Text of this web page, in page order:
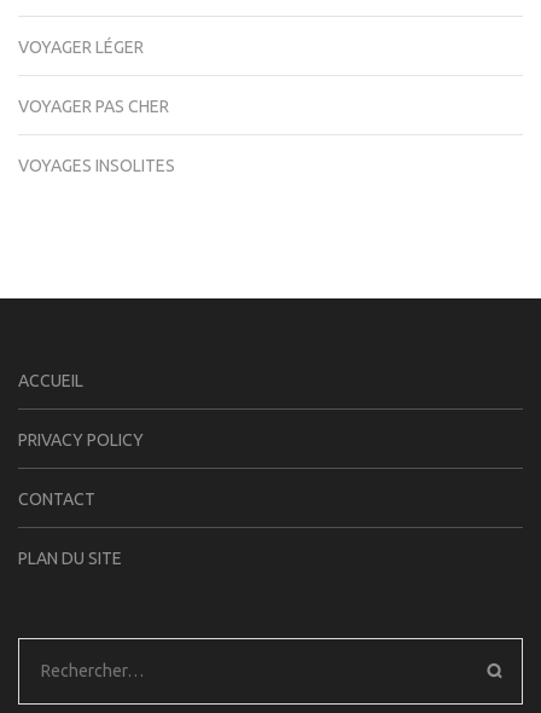
VOYAGER LÉGER
VOYAGER PAS CHER
VOYAGES INSOLITES
ACCUEIL
PRIVACY POLICY
CONTACT
PLAN DU SITE
Rechercher :